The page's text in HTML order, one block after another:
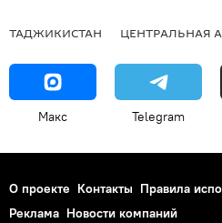
ТАДЖИКИСТАН ЦЕНТРАЛЬНАЯ
Макс Telegram
О проекте Контакты Правила
Реклама Новости компаний